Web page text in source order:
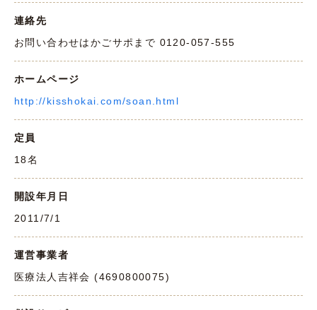
連絡先
お問い合わせはかごサポまで 0120-057-555
ホームページ
http://kisshokai.com/soan.html
定員
18名
開設年月日
2011/7/1
運営事業者
医療法人吉祥会 (4690800075)